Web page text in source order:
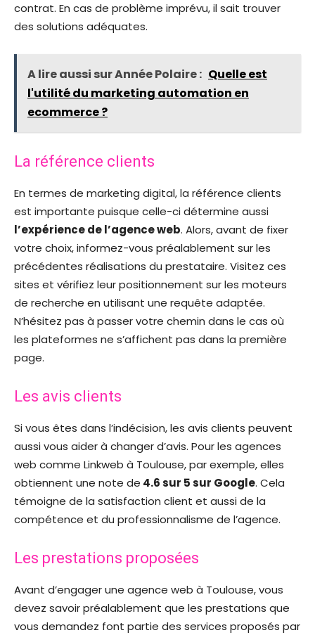
contrat. En cas de problème imprévu, il sait trouver
des solutions adéquates.
A lire aussi sur Année Polaire : Quelle est
l'utilité du marketing automation en
ecommerce ?
La référence clients
En termes de marketing digital, la référence clients
est importante puisque celle-ci détermine aussi
l’expérience de l’agence web. Alors, avant de fixer
votre choix, informez-vous préalablement sur les
précédentes réalisations du prestataire. Visitez ces
sites et vérifiez leur positionnement sur les moteurs
de recherche en utilisant une requête adaptée.
N’hésitez pas à passer votre chemin dans le cas où
les plateformes ne s’affichent pas dans la première
page.
Les avis clients
Si vous êtes dans l’indécision, les avis clients peuvent
aussi vous aider à changer d’avis. Pour les agences
web comme Linkweb à Toulouse, par exemple, elles
obtiennent une note de 4.6 sur 5 sur Google. Cela
témoigne de la satisfaction client et aussi de la
compétence et du professionnalisme de l’agence.
Les prestations proposées
Avant d’engager une agence web à Toulouse, vous
devez savoir préalablement que les prestations que
vous demandez font partie des services proposés par